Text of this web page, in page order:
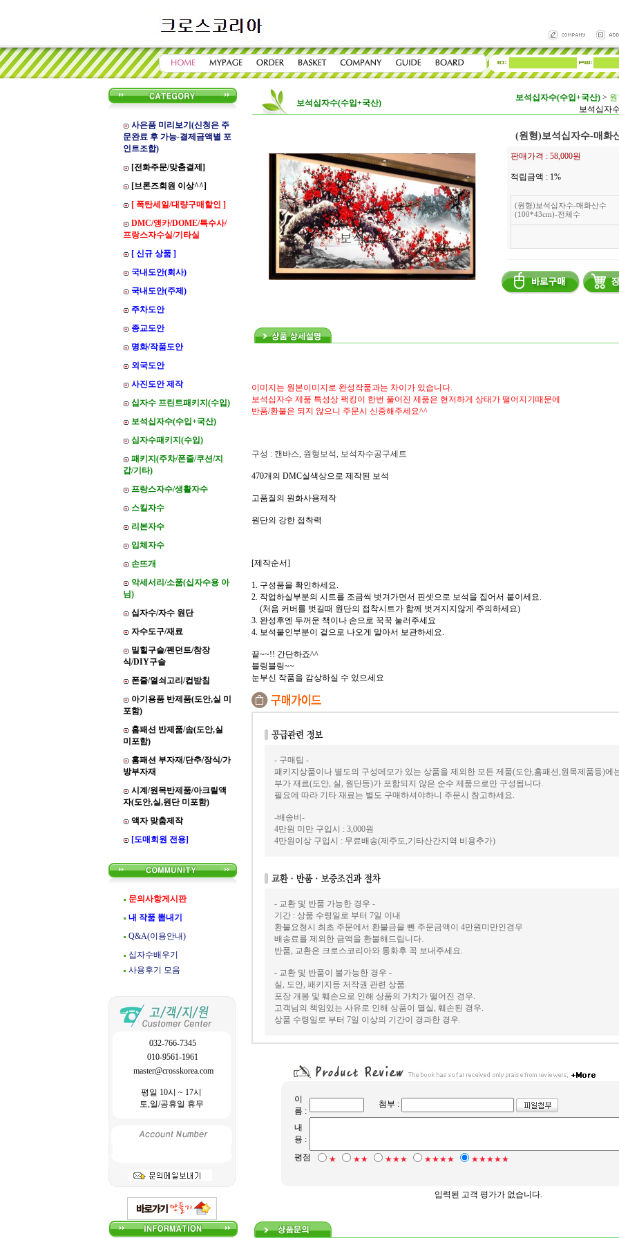
사은품 미리보기(신청은 주
문완료 후 가능-결제금액별 포
인트조합)
[전화주문/맞춤결제]
[브론즈회원 이상^^]
[ 폭탄세일/대량구매할인 ]
DMC/앵카/DOME/특수사/
프랑스자수실/기타실
[ 신규 상품 ]
국내도안(회사)
국내도안(주제)
주차도안
종교도안
명화/작품도안
외국도안
사진도안 제작
십자수 프린트패키지(수입)
보석십자수(수입+국산)
십자수패키지(수입)
패키지(주차/폰줄/쿠션/지
갑/기타)
프랑스자수/생활자수
스킬자수
리본자수
입체자수
손뜨개
악세서리/소품(십자수용 아
님)
십자수/자수 원단
자수도구/재료
밀힐구슬/펜던트/참장
식/DIY구슬
폰줄/열쇠고리/컵받침
아기용품 반제품(도안,실 미
포함)
홈패션 반제품/솜(도안,실
미포함)
홈패션 부자재/단추/장식/가
방부자재
시계/원목반제품/아크릴액
자(도안,실,원단 미포함)
액자 맞춤제작
[도매회원 전용]
문의사항게시판
내 작품 뽐내기
Q&A(이용안내)
십자수배우기
사용후기 모음
032-766-7345
010-9561-1961
master@crosskorea.com
평일 10시 ~ 17시
토,일/공휴일 휴무
보석십자수(수입+국산)
보석십자수(수입+국산) >
보석십자
(원형)보석십자수-매화
판매가격 : 58,000원
적립금액 : 1%
(원형)보석십자수-매화산수
(100*43cm)-전체수
이미지는 원본이미지로 완성작품과는 차이가 있습니다.
보석십자수 제품 특성상 팩킹이 한번 풀어진 제품은 현저하게 상태가 떨어지기때문에
반품/환불은 되지 않으니 주문시 신중해주세요^^
구성 : 캔바스, 원형보석, 보석자수공구세트
470개의 DMC실색상으로 제작된 보석
고품질의 원화사용제작
원단의 강한 접착력
[제작순서]
1. 구성품을 확인하세요.
2. 작업하실부분의 시트를 조금씩 벗겨가면서 핀셋으로 보석을 집어서 붙이세요.
(처음 커버를 벗길때 원단의 접착시트가 함께 벗겨지지않게 주의하세요)
3. 완성후엔 두꺼운 책이나 손으로 꾹꾹 눌러주세요
4. 보석붙인부분이 겉으로 나오게 말아서 보관하세요.
끝~~!! 간단하죠^^
블링블링~~
눈부신 작품을 감상하실 수 있으세요
- 구매팁 -
패키지상품이나 별도의 구성메모가 있는 상품을 제외한 모든 제품(도안,홈패션,원목제품등)에
부가 재료(도안, 실, 원단등)가 포함되지 않은 순수 제품으로만 구성됩니다.
필요에 따라 기타 재료는 별도 구매하셔야하니 주문시 참고하세요.
-배송비-
4만원 미만 구입시 : 3,000원
4만원이상 구입시 : 무료배송(제주도,기타산간지역 비용추가)
- 교환 및 반품 가능한 경우 -
기간 : 상품 수령일로 부터 7일 이내
환불요청시 최초 주문에서 환불금을 뺀 주문금액이 4만원미만인경우
배송료를 제외한 금액을 환불해드립니다.
반품, 교환은 크로스코리아와 통화후 꼭 보내주세요.
- 교환 및 반품이 불가능한 경우 -
실, 도안, 패키지등 저작권 관련 상품.
포장 개봉 및 훼손으로 인해 상품의 가치가 떨어진 경우.
고객님의 책임있는 사유로 인해 상품이 멸실, 훼손된 경우.
상품 수령일로 부터 7일 이상의 기간이 경과한 경우.
이
름 :
첨부 :
내
용 :
평점
★ ★★ ★★★ ★★★★ ★★★★★
입력된 고객 평가가 없습니다.